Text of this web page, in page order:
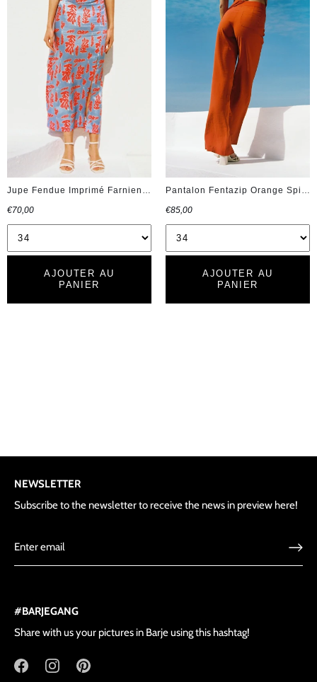
€70,00
AJOUTER AU
PANIER
€85,00
AJOUTER AU
PANIER
NEWSLETTER
Subscribe to the newsletter to receive the news in preview here!
#BARJEGANG
Share with us your pictures in Barje using this hashtag!